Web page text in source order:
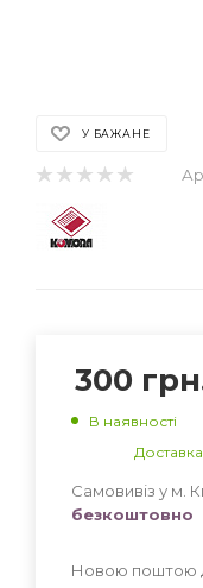
У БАЖАНЕ
300
В наявності
Доставка
Самовивіз у м.
безкоштовно
Новою поштою